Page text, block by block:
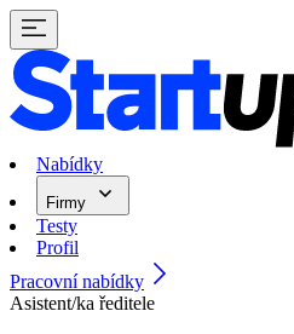
Nabídky
Firmy
Testy
Profil
Pracovní nabídky
Asistent/ka ředitele